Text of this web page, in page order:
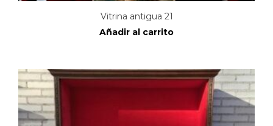
Vitrina antigua 21
Añadir al carrito